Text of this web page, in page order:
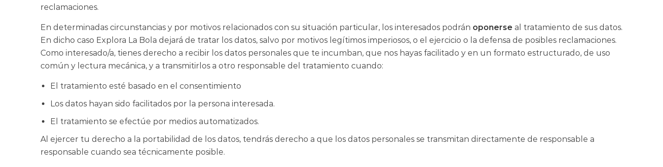
reclamaciones.
En determinadas circunstancias y por motivos relacionados con su situación particular, los interesados podrán oponerse al tratamiento de sus datos.
En dicho caso Explora La Bola dejará de tratar los datos, salvo por motivos legítimos imperiosos, o el ejercicio o la defensa de posibles reclamaciones.
Como interesado/a, tienes derecho a recibir los datos personales que te incumban, que nos hayas facilitado y en un formato estructurado, de uso
común y lectura mecánica, y a transmitirlos a otro responsable del tratamiento cuando:
El tratamiento esté basado en el consentimiento
Los datos hayan sido facilitados por la persona interesada.
El tratamiento se efectúe por medios automatizados.
Al ejercer tu derecho a la portabilidad de los datos, tendrás derecho a que los datos personales se transmitan directamente de responsable a
responsable cuando sea técnicamente posible.